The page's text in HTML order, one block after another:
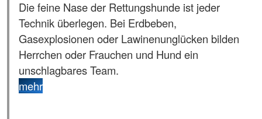
Die feine Nase der Rettungshunde ist jeder
Technik überlegen. Bei Erdbeben,
Gasexplosionen oder Lawinenunglücken bilden
Herrchen oder Frauchen und Hund ein
unschlagbares Team.
mehr